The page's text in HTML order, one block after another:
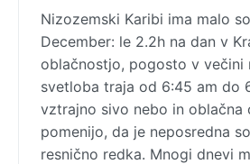
Nizozemski Karibi ima malo
December: le 2.2h na dan v
oblačnostjo, pogosto v večini
svetloba traja od 6:45 am do
vztrajno sivo nebo in oblačna
pomenijo, da je neposredna
resnično redka. Mnogi dnevi